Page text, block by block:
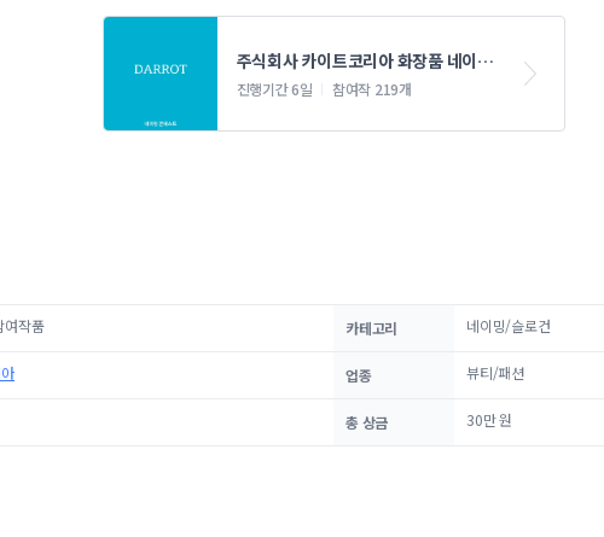
주식회사 카이트코리아 화장품 네이밍
콘테스트
진행기간 6일 참여작 219개
여작품 카테고리 네이밍/슬로건
업종 뷰티/패션
총 상금 30만 원